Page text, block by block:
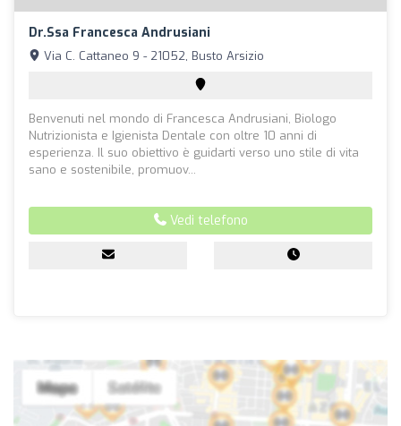
Dr.ssa Francesca Andrusiani
Via C. Cattaneo 9 - 21052, Busto Arsizio
Benvenuti nel mondo di Francesca Andrusiani, Biologo
Nutrizionista e Igienista Dentale con oltre 10 anni di
esperienza. Il suo obiettivo è guidarti verso uno stile di vita
sano e sostenibile, promuov...
Vedi telefono